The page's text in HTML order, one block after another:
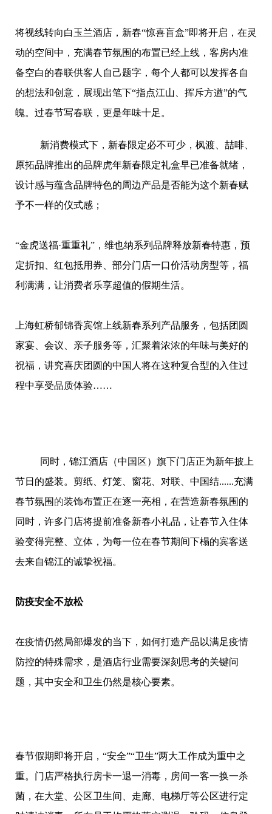
将视线转向白玉兰酒店，新春“惊喜盲盒”即将开启，在灵
动的空间中，充满春节氛围的布置已经上线，客房内准
备空白的春联供客人自己题字，每个人都可以发挥各自
的想法和创意，展现出笔下“指点江山、挥斥方遒”的气
魄。过春节写春联，更是年味十足。
新消费模式下，新春限定必不可少，枫渡、喆啡、
原拓品牌推出的品牌虎年新春限定礼盒早已准备就绪，
设计感与蕴含品牌特色的周边产品是否能为这个新春赋
予不一样的仪式感；
“金虎送福·重重礼”，维也纳系列品牌释放新春特惠，预
定折扣、红包抵用券、部分门店一口价活动房型等，福
利满满，让消费者乐享超值的假期生活。
上海虹桥郁锦香宾馆上线新春系列产品服务，包括团圆
家宴、会议、亲子服务等，汇聚着浓浓的年味与美好的
祝福，讲究喜庆团圆的中国人将在这种复合型的入住过
程中享受品质体验……
同时，锦江酒店（中国区）旗下门店正为新年披上
节日的盛装。剪纸、灯笼、窗花、对联、中国结......充满
春节氛围 的装饰布置正在逐一亮相，在营造新春氛围的
同时，许多门店将提前准备新春小礼品，让春节入住体
验变得完整、立体，为每一位在春节期间下榻的宾客送
去来自锦江的诚挚祝福。
防疫安全不放松
在疫情仍然局部爆发的当下，如何打造产品以满足疫情
防控的特殊需求，是酒店行业需要深刻思考的关键问
题，其中安全和卫生仍然是核心要素。
春节假期即将开启，“安全”“卫生”两大工作成为重中之
重。门店严格执行房卡一退一消毒，房间一客一换一杀
菌，在大堂、公区卫生间、走廊、电梯厅等公区进行定